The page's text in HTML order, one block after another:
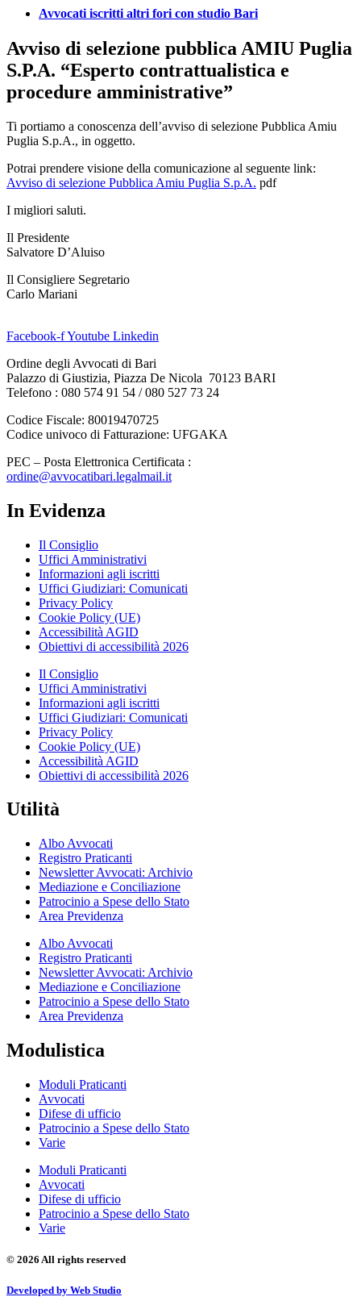
Avvocati iscritti altri fori con studio Bari
Avviso di selezione pubblica AMIU Puglia
S.P.A. “Esperto contrattualistica e
procedure amministrative”
Ti portiamo a conoscenza dell’avviso di selezione Pubblica Amiu
Puglia S.p.A., in oggetto.
Potrai prendere visione della comunicazione al seguente link:
Avviso di selezione Pubblica Amiu Puglia S.p.A. pdf
I migliori saluti.
Il Presidente
Salvatore D’Aluiso
Il Consigliere Segretario
Carlo Mariani
Facebook-fYoutube Linkedin
Ordine degli Avvocati di Bari
Palazzo di Giustizia, Piazza De Nicola 70123 BARI
Telefono : 080 574 91 54 / 080 527 73 24
Codice Fiscale: 80019470725
Codice univoco di Fatturazione: UFGAKA
PEC – Posta Elettronica Certificata :
ordine@avvocatibari.legalmail.it
In Evidenza
Il Consiglio
Uffici Amministrativi
Informazioni agli iscritti
Uffici Giudiziari: Comunicati
Privacy Policy
Cookie Policy (UE)
Accessibilità AGID
Obiettivi di accessibilità 2026
Il Consiglio
Uffici Amministrativi
Informazioni agli iscritti
Uffici Giudiziari: Comunicati
Privacy Policy
Cookie Policy (UE)
Accessibilità AGID
Obiettivi di accessibilità 2026
Utilità
Albo Avvocati
Registro Praticanti
Newsletter Avvocati: Archivio
Mediazione e Conciliazione
Patrocinio a Spese dello Stato
Area Previdenza
Albo Avvocati
Registro Praticanti
Newsletter Avvocati: Archivio
Mediazione e Conciliazione
Patrocinio a Spese dello Stato
Area Previdenza
Modulistica
Moduli Praticanti
Avvocati
Difese di ufficio
Patrocinio a Spese dello Stato
Varie
Moduli Praticanti
Avvocati
Difese di ufficio
Patrocinio a Spese dello Stato
Varie
© 2026 All rights reserved
Developed by Web Studio